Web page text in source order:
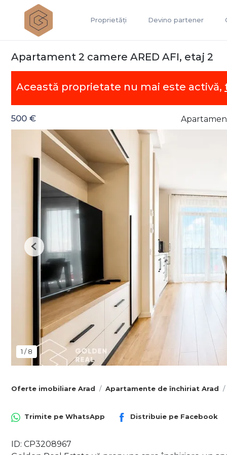
Proprietăți Devino partener
Apartament 2 camere ARED AFI, etaj 2
Această proprietate nu mai este activă,
500 €
1 /8
Previous
Oferte imobiliare Arad Apartamente de închiriat Arad
Trimite pe WhatsApp Distribuie pe Facebook
ID: CP3208967